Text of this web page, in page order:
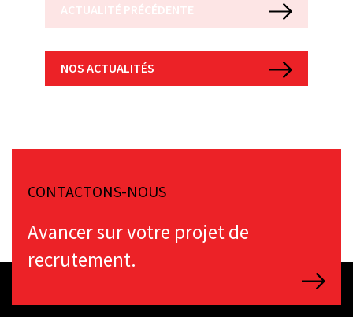
ACTUALITÉ PRÉCÉDENTE
NOS ACTUALITÉS
CONTACTONS-NOUS
Avancer sur votre projet de
recrutement.